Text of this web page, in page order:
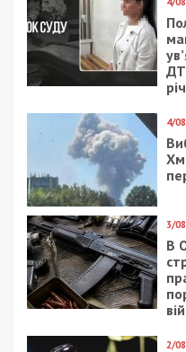
СУСПІЛЬСТВО
15/01/2021 - 21:00
Днепряне требуют
осветить одну из
самых протяженных
улиц